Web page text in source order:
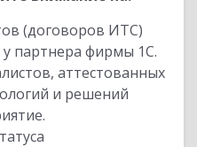
(договоров ИТС)
партнера фирмы 1С.
аттестованных
и решений